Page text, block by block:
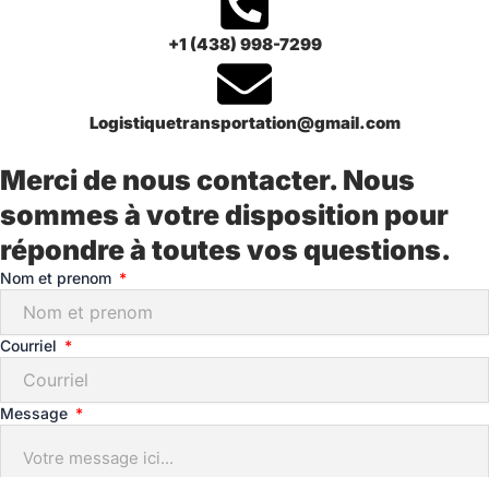
+1 (438) 998-7299
Logistiquetransportation@gmail.com
Merci de nous contacter. Nous
sommes à votre disposition pour
répondre à toutes vos questions.
Nom et prenom
Courriel
Message